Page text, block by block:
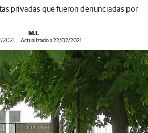
privadas que fueron denunciadas por
M.I.
2021 Actualizado a 22/02/2021